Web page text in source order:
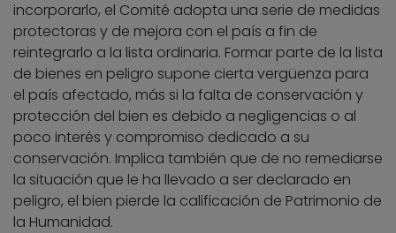
incorporarlo, el Comité adopta una serie de medidas
protectoras y de mejora con el país a fin de
reintegrarlo a la lista ordinaria. Formar parte de la lista
de bienes en peligro supone cierta vergüenza para
el país afectado, más si la falta de conservación y
protección del bien es debido a negligencias o al
poco interés y compromiso dedicado a su
conservación. Implica también que de no remediarse
la situación que le ha llevado a ser declarado en
peligro, el bien pierde la calificación de Patrimonio de
la Humanidad.